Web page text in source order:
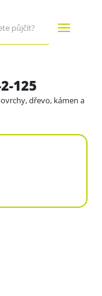
125
dřevo, kámen a